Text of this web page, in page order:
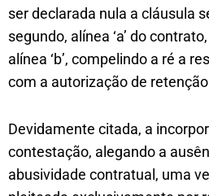
ser declarada nula a cláusula
segundo, alínea ‘a’ do
alínea ‘b’, compelindo a ré a
com a autorização de retenção
Devidamente citada, a
contestação, alegando a
abusividade contratual, uma